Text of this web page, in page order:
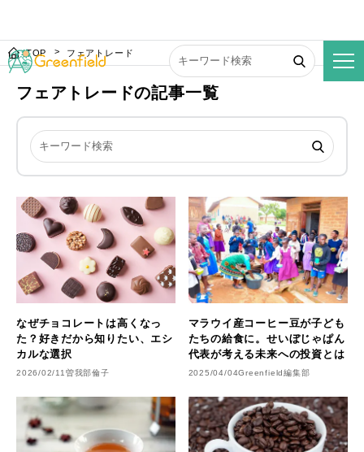
TOP フェアトレード
フェアトレードの記事一覧
なぜチョコレートは高くなっ
た？好きだから知りたい、エシ
カルな選択
2026/02/11 曽我部倫子
マラウイ産コーヒー豆が子ども
たちの給食に。せいぼじゃぱん
代表が考える未来への投資とは
2025/04/04Greenfield編集部